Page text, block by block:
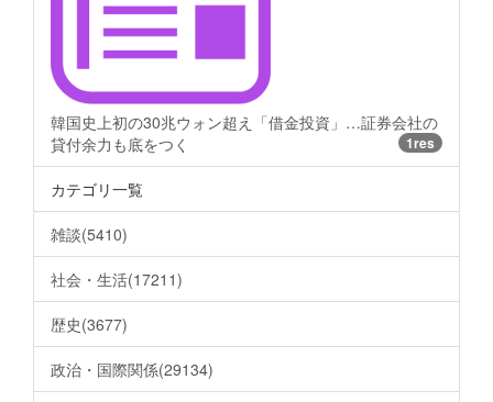
韓国史上初の30兆ウォン超え「借金投資」…証券会社の
貸付余力も底をつく
1res
カテゴリ一覧
雑談(5410)
社会・生活(17211)
歴史(3677)
政治・国際関係(29134)